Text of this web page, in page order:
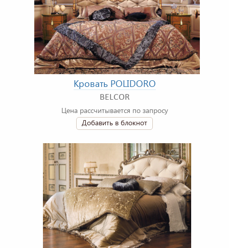
Кровать POLIDORO
BELCOR
Цена рассчитывается по запросу
Добавить в блокнот